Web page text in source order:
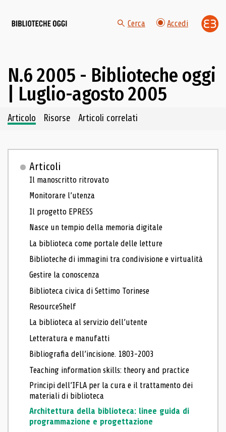
Cerca Accedi
N.6 2005 - Biblioteche oggi
| Luglio-agosto 2005
Navigazione dei contenuti del fascicolo
Articolo Risorse Articoli correlati
Articoli
Il manoscritto ritrovato
Monitorare l’utenza
Il progetto EPRESS
Nasce un tempio della memoria digitale
La biblioteca come portale delle letture
Biblioteche di immagini tra condivisione e virtualità
Gestire la conoscenza
Biblioteca civica di Settimo Torinese
ResourceShelf
La biblioteca al servizio dell’utente
Letteratura e manufatti
Bibliografia dell’incisione. 1803-2003
Teaching information skills: theory and practice
Principi dell’IFLA per la cura e il trattamento dei
materiali di biblioteca
Architettura della biblioteca: linee guida di
programmazione e progettazione